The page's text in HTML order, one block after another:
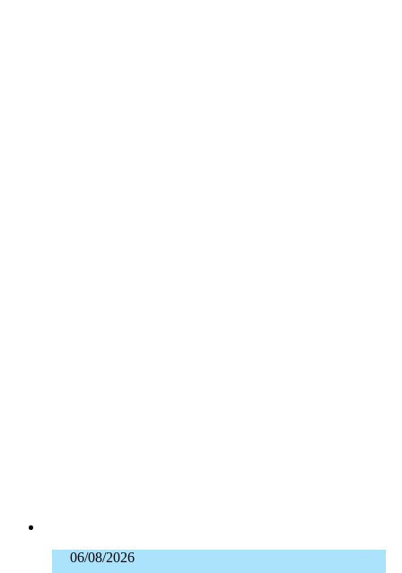
06/08/2026